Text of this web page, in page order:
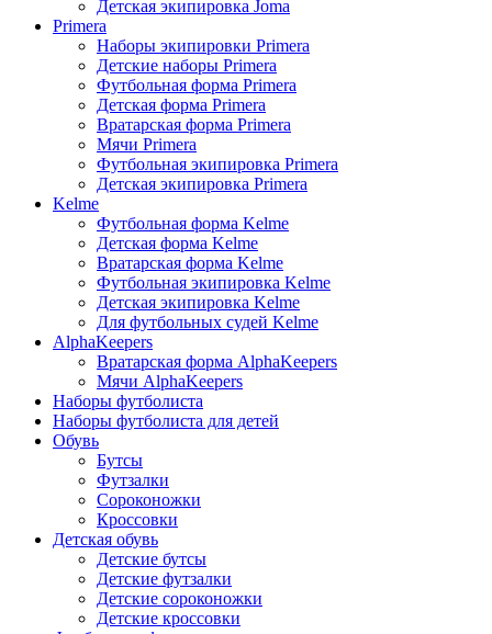
Детская экипировка Joma
Primera
Наборы экипировки Primera
Детские наборы Primera
Футбольная форма Primera
Детская форма Primera
Вратарская форма Primera
Мячи Primera
Футбольная экипировка Primera
Детская экипировка Primera
Kelme
Футбольная форма Kelme
Детская форма Kelme
Вратарская форма Kelme
Футбольная экипировка Kelme
Детская экипировка Kelme
Для футбольных судей Kelme
AlphaKeepers
Вратарская форма AlphaKeepers
Мячи AlphaKeepers
Наборы футболиста
Наборы футболиста для детей
Обувь
Бутсы
Футзалки
Сороконожки
Кроссовки
Детская обувь
Детские бутсы
Детские футзалки
Детские сороконожки
Детские кроссовки